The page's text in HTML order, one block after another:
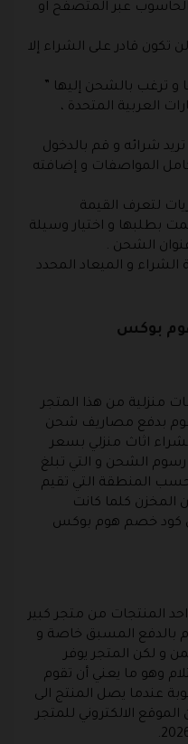
الحاسوب عبر المتصفح او
تكون قادر على الشراء إلا
و ترغب بالشحن إليها ”
العربية المتحدة ،
شرائه و قم بالدخول
المواصفات و إضافته
لتعرف القيمة
بطلبها و اختيار وسيلة
الشحن .
و الميعاد المحدد
بوكس
منزلية من هذا المتجر
ريال فانك تقوم بدفع مصاريف شحن
بشراء اثاث منزلي بسعر
من دفع رسوم الشحن و التي تبلغ
وذلك على حسب المنطقة التي تقيم
المخزن كلما كانت
كود خصم هوم بوكس
المنتجات من متجر كبير
بالدفع المسبق خاصة و
و لكن المتجر يوفر
وهو ما يعني أن تقوم
عندما يصل المنتج الى
الالكتروني للمتجر